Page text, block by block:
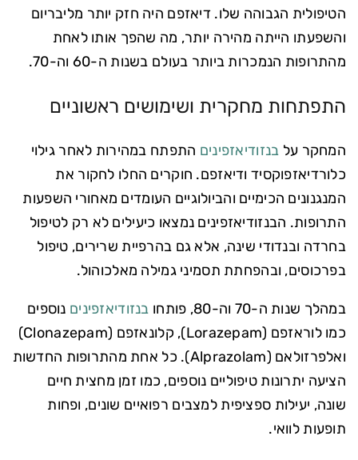
הטיפולית הגבוהה שלו. דיאזפם היה חזק יותר מליבריום
והשפעתו הייתה מהירה יותר, מה שהפך אותו לאחת
מהתרופות הנמכרות ביותר בעולם בשנות ה-60 וה-70.
התפתחות מחקרית ושימושים ראשוניים
המחקר על בנזודיאזפינים התפתח במהירות לאחר גילוי
כלורדיאזפוקסיד ודיאזפם. חוקרים החלו לחקור את
המנגנונים הכימיים והביולוגיים העומדים מאחורי השפעות
התרופות. הבנזודיאזפינים נמצאו כיעילים לא רק לטיפול
בחרדה ובנדודי שינה, אלא גם בהרפיית שרירים, טיפול
בפרכוסים, ובהפחתת תסמיני גמילה מאלכוהול.
במהלך שנות ה-70 וה-80, פותחו בנזודיאזפינים נוספים
כמו לוראזפם (Lorazepam), קלונאזפם (Clonazepam)
ואלפרזולאם (Alprazolam). כל אחת מהתרופות החדשות
הציעה יתרונות טיפוליים נוספים, כמו זמן מחצית חיים
שונה, יעילות ספציפית למצבים רפואיים שונים, ופחות
תופעות לוואי.